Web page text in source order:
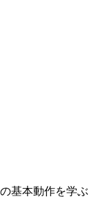
基本動作を学ぶ